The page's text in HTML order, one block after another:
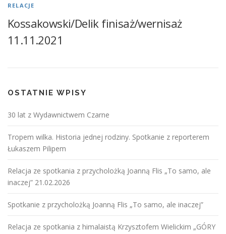
RELACJE
Kossakowski/Delik finisaż/wernisaż
11.11.2021
OSTATNIE WPISY
30 lat z Wydawnictwem Czarne
Tropem wilka. Historia jednej rodziny. Spotkanie z reporterem
Łukaszem Pilipem
Relacja ze spotkania z przycholożką Joanną Flis „To samo, ale
inaczej” 21.02.2026
Spotkanie z przycholożką Joanną Flis „To samo, ale inaczej”
Relacja ze spotkania z himalaistą Krzysztofem Wielickim „GÓRY